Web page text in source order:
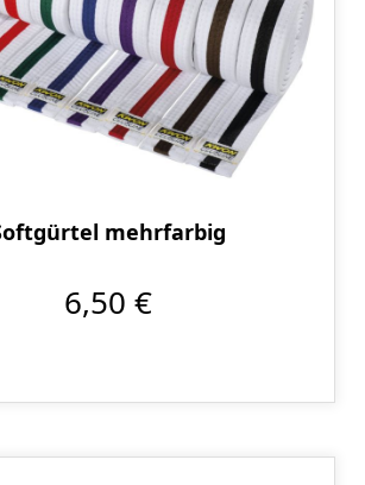
mehrfarbig
6,50 €